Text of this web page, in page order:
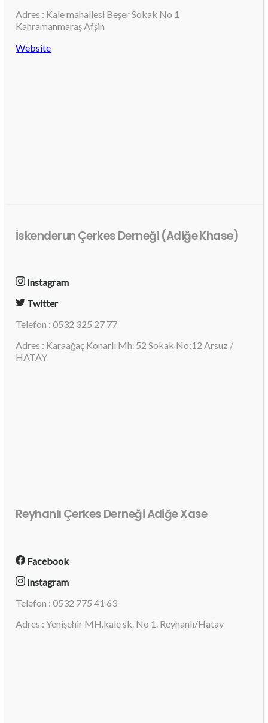
Adres : Kale mahallesi Beşer Sokak No 1
Kahramanmaraş Afşin
Website
İskenderun Çerkes Derneği (Adiğe Khase)
Instagram
Twitter
Telefon : 0532 325 27 77
Adres : Karaağaç Konarlı Mh. 52 Sokak No:12 Arsuz /
HATAY
Reyhanlı Çerkes Derneği Adiğe Xase
Facebook
Instagram
Telefon : 0532 775 41 63
Adres : Yenişehir MH.kale sk. No 1. Reyhanlı/Hatay